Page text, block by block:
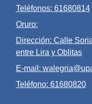
Teléfonos: 61680814
Oruro:
Dirección: Calle
entre Lira y Oblitas
E-mail:
Teléfono: 61680820